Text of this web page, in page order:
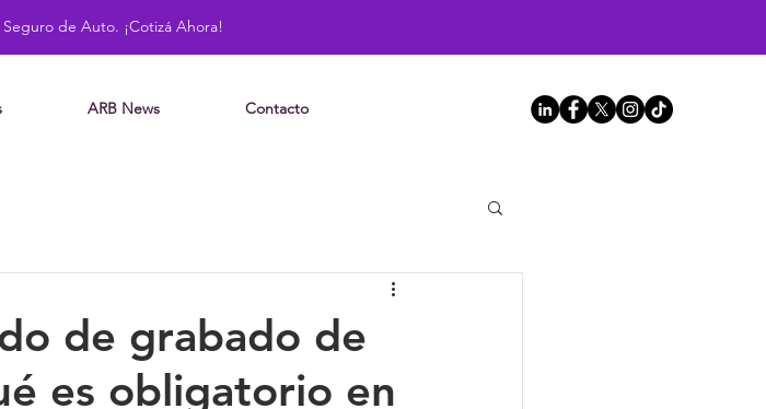
de Auto. ¡Cotizá Ahora!
ARB News Contacto
de grabado de
es obligatorio en